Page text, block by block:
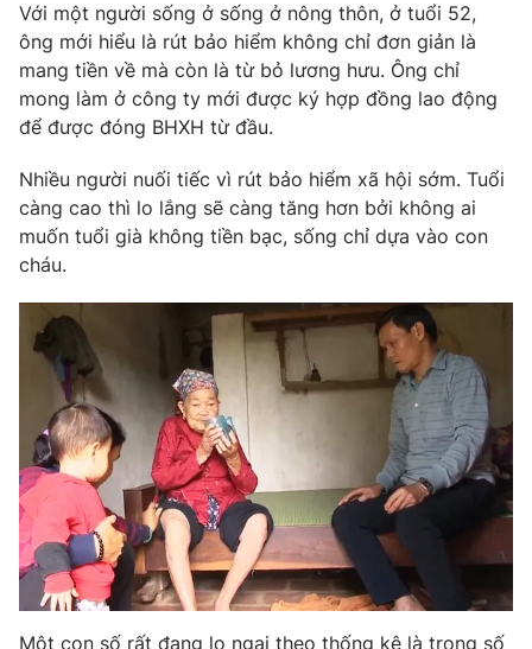
Nguyễn Trọng Ninh
Tổng đài VTV:024.38 355 931 - 024.38 355 932
Ðiện thoại Thời báo VTV:
024.66 897 897
Email:toasoan@vtv.vn
® Cấm sao chép dưới mọi hình thức nếu không có sự chấp
thuận bằng văn bản. Ghi rõ nguồn VTV.vn khi phát hành lại
thông tin từ website này.
Với một người sống ở sống ở nông thôn, ở tuổi 52,
ông mới hiểu là rút bảo hiểm không chỉ đơn giản là
mang tiền về mà còn là từ bỏ lương hưu. Ông chỉ
mong làm ở công ty mới được ký hợp đồng lao động
để được đóng BHXH từ đầu.
Nhiều người nuối tiếc vì rút bảo hiểm xã hội sớm. Tuổi
càng cao thì lo lắng sẽ càng tăng hơn bởi không ai
muốn tuổi già không tiền bạc, sống chỉ dựa vào con
cháu.
Một con số rất đang lo ngại theo thống kê là trong số